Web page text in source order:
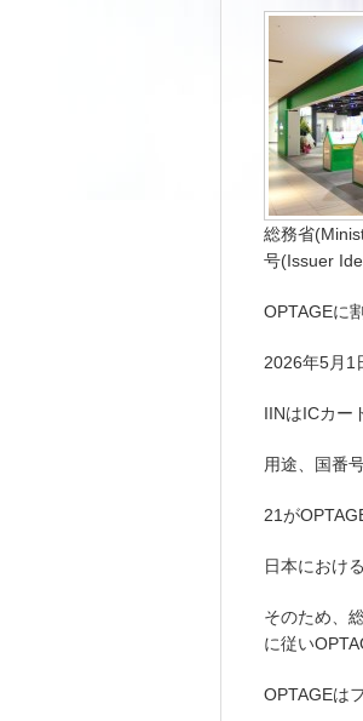
総務省
号(Issuer
OPTAGEに
2026年5月1
IINはICカー
用途、国番
21が
日本におけ
そのため、
に従い
OPTAGEは